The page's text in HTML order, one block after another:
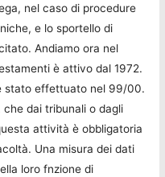
nel caso di procedure
e lo sportello di
Andiamo ora nel
è attivo dal 1972.
stato effettuato nel 99/00.
dai tribunali o dagli
attività è obbligatoria
Una misura dei dati
loro fnzione di